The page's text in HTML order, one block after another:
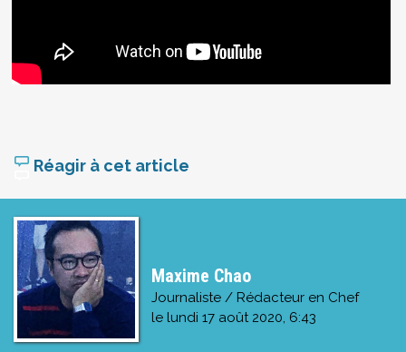
Réagir à cet article
Maxime Chao
Journaliste / Rédacteur en Chef
le lundi 17 août 2020, 6:43